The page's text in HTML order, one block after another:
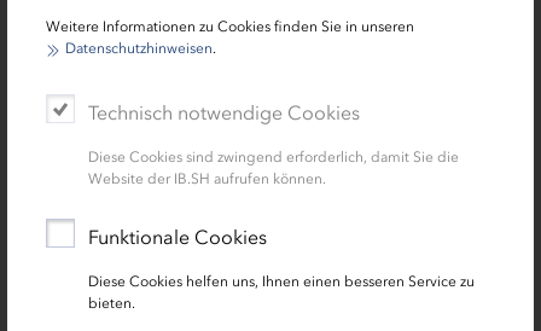
Weitere Informationen zu Cookies finden Sie in unseren
Datenschutzhinweisen.
Technisch notwendige Cookies
Diese Cookies sind zwingend erforderlich, damit Sie die
Website der IB.SH aufrufen können.
Funktionale Cookies
Diese Cookies helfen uns, Ihnen einen besseren Service zu
bieten.
Voraussetzungen sowie Umfang und Höhe der
Zuwendung entnehmen. Die genannten Regelungen
Rechtsgrundlagen.
Wie ist Ihr Weg zur Förderung?
Bei Interesse an einer Förderung nehmen Sie Kontakt zu
Infrastrukturförderung auf. Dieses steht Ihnen gerne als
Ansprechpartner bei Fragen rund um die Förderfähigkeit